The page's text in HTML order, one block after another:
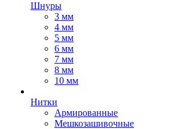
Шнуры
3 мм
4 мм
5 мм
6 мм
7 мм
8 мм
10 мм
Нитки
Армированные
Мешкозашивочные